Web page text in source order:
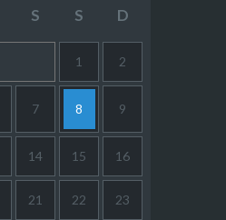
S S D
1 2
7 8 9
14 15 16
21 22 23